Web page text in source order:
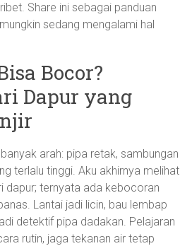
Share ini sebagai panduan
sedang mengalami hal
Bocor?
Dapur yang
arah: pipa retak, sambungan
terlalu tinggi. Aku akhirnya melihat
dapur; ternyata ada kebocoran
Lantai jadi licin, bau lembap
detektif pipa dadakan. Pelajaran
rutin, jaga tekanan air tetap